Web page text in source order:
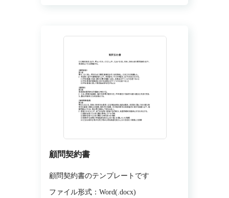
顧問契約書
顧問契約書のテンプレートです
ファイル形式：Word(.docx)